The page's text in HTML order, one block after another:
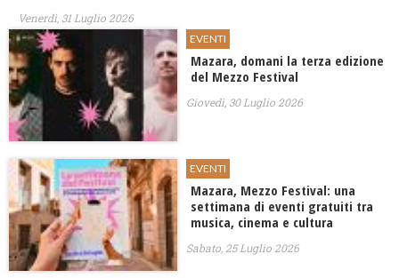
Venerdì, 31 Luglio 2026
EVENTI
Mazara, domani la terza edizione
del Mezzo Festival
Giovedì, 30 Luglio 2026
EVENTI
Mazara, Mezzo Festival: una
settimana di eventi gratuiti tra
musica, cinema e cultura
Sabato, 25 Luglio 2026